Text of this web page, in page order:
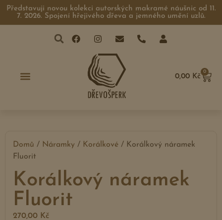
Představuji novou kolekci autorských makramé náušnic od 11.
7. 2026. Spojení hřejivého dřeva a jemného umění uzlů.
0,00 Kč
0
Domů / Náramky / Korálkové / Korálkový náramek
Fluorit
Korálkový náramek
Fluorit
270,00 Kč